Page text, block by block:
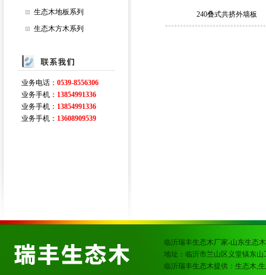
生态木地板系列
生态木方木系列
业务电话： 0539-8556306
业务手机： 13854991336
业务手机： 13854991336
业务手机： 13608909539
240叠式共挤外墙板
临沂瑞丰生态木厂家-山东生态
地址：临沂市兰山区义堂镇东山
临沂瑞丰生态木提供：生态木,